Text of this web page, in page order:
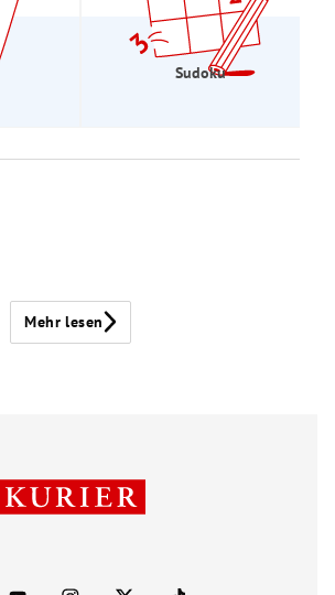
Sudoku
Mehr lesen